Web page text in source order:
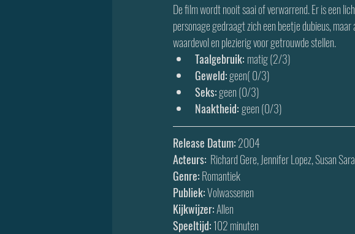
De film wordt nooit saai of verwarrend. Er is een
personage gedraagt ​​zich een beetje dubieus,
waardevol en plezierig voor getrouwde stellen.
Taalgebruik: matig (2/3)
Geweld: geen( 0/3)
Seks: geen (0/3)
Naaktheid: geen (0/3)
Release Datum: 2004
Acteurs:
Richard Gere, Jennifer Lopez, Susan
Genre: Romantiek
Publiek: Volwassenen
Kijkwijzer: Allen
Speeltijd: 102 minuten